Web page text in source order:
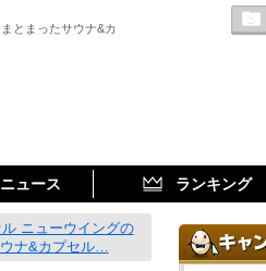
とまったサウナ&カ
ュース ランキング
ニューウイングの
ナ&カプセル…